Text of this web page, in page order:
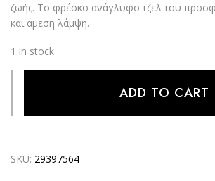
ζωής. Το φρέσκο ​​ανάγλυφο τζελ του
και άμεση λάμψη.
1 in stock
ADD TO CART
SKU: 29397564